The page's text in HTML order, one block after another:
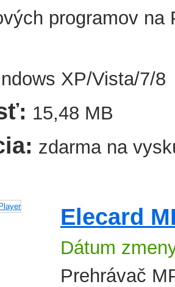
programov na
XP/Vista/7/8
15,48 MB
zdarma na
Elecard
Dátum
Prehrávač